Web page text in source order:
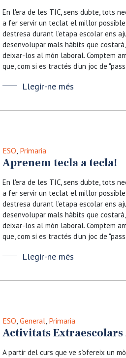
En l'era de les TIC, sens dubte, tots
a fer servir un teclat el millor
destresa durant l'etapa escolar ens
desenvolupar mals hàbits que
deixar-los al món laboral. Comptem
que, com si es tractés d'un joc de
Llegir-ne més
ESO, Primaria
Aprenem tecla a tecla!
En l'era de les TIC, sens dubte, tots
a fer servir un teclat el millor
destresa durant l'etapa escolar ens
desenvolupar mals hàbits que
deixar-los al món laboral. Comptem
que, com si es tractés d'un joc de
Llegir-ne més
ESO, General, Primaria
Activitats Extraescolars
A partir del curs que ve s’ofereix un